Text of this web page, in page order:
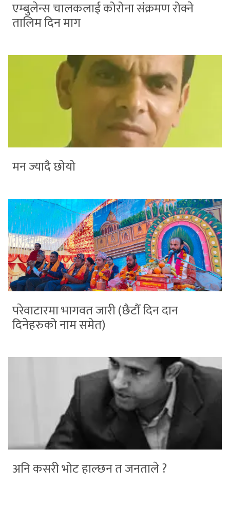
एम्बुलेन्स चालकलाई कोरोना संक्रमण रोक्ने
तालिम दिन माग
मन ज्यादै छोयो
परेवाटारमा भागवत जारी (छैटौं दिन दान
दिनेहरुको नाम समेत)
अनि कसरी भोट हाल्छन त जनताले ?